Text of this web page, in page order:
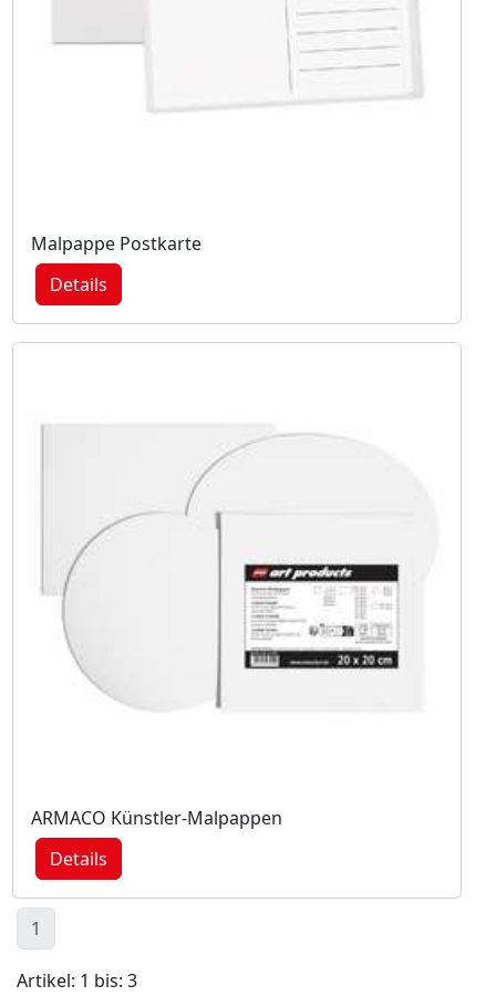
Malpappe Postkarte
Details
ARMACO Künstler-Malpappen
Details
1
Artikel: 1 bis: 3